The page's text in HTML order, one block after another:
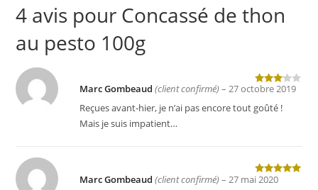
4 avis pour Concassé de thon
au pesto 100g
Note 3
sur 5
Marc Gombeaud(client confirmé) – 27 octobre 2019
Reçues avant-hier, je n’ai pas encore tout goûté !
Mais je suis impatient…
Note5
Marc Gombeaud(client confirmé) – 27 mai 2020